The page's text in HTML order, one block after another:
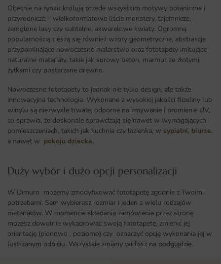
Obecnie na rynku królują przede wszystkim motywy botaniczne i
przyrodnicze – wielkoformatowe liście monstery, tajemnicze,
zamglone lasy czy subtelne, akwarelowe kwiaty. Ogromną
popularnością cieszą się również wzory geometryczne, abstrakcje
przypominające nowoczesne malarstwo oraz fototapety imitujące
naturalne materiały, takie jak surowy beton, marmur ze złotymi
żyłkami czy postarzane drewno.
Nowoczesne fototapety to jednak nie tylko design, ale także
innowacyjna technologia. Wykonane z wysokiej jakości flizeliny lub
winylu są niezwykle trwałe, odporne na zmywanie i promienie UV,
co sprawia, że doskonale sprawdzają się nawet w wymagających
pomieszczeniach, takich jak kuchnia czy łazienka, w sypialni, biurze,
a nawet w pokoju dziecka,
Duży wybór i dużo opcji personalizacji ​
W Dimuro możemy zmodyfikować fototapetę zgodnie z Twoimi
potrzebami. Sam wybierasz rozmiar i jeden z wielu rodzajów
materiałów. W momencie składania zamówienia przez stronę
możesz dowolnie wykadrować swoją fototapetę, zmienić jej
orientację (pionowo , poziomo) czy oznaczyć opcję wykonania jej w
lustrzanym odbiciu. Wszystkie zmiany widzisz na podglądzie.